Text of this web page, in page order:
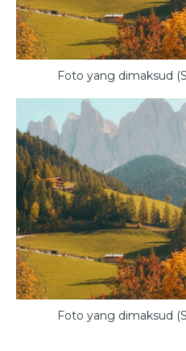
Foto yang dimaksud
Foto yang dimaksud